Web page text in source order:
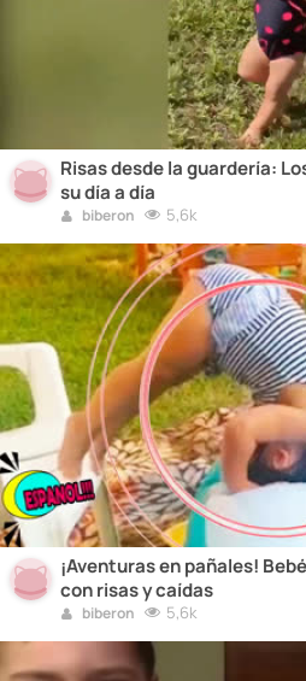
Risas desde la guardería:
su día a día
biberon 5,6k
¡Aventuras en pañales!
con risas y caídas
biberon 5,6k